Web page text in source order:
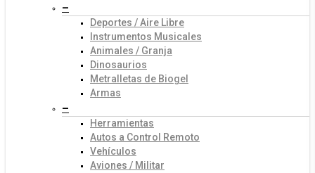
–
Deportes / Aire Libre
Instrumentos Musicales
Animales / Granja
Dinosaurios
Metralletas de Biogel
Armas
–
Herramientas
Autos a Control Remoto
Vehículos
Aviones / Militar